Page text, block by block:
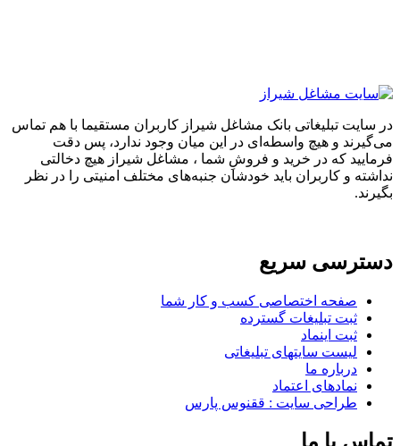
در سایت تبلیغاتی بانک مشاغل شیراز کاربران مستقیما با هم تماس
می‌گیرند و هیچ واسطه‌ای در این میان وجود ندارد، پس دقت
فرمایید که در خرید و فروشِ شما ، مشاغل شیراز هیچ دخالتی
نداشته و کاربران باید خودشان جنبه‌های مختلف امنیتی را در نظر
بگیرند.
دسترسی سریع
صفحه اختصاصی کسب و کار شما
ثبت تبلیغات گسترده
ثبت اینماد
لیست سایتهای تبلیغاتی
درباره ما
نمادهای اعتماد
طراحی سایت : ققنوس پارس